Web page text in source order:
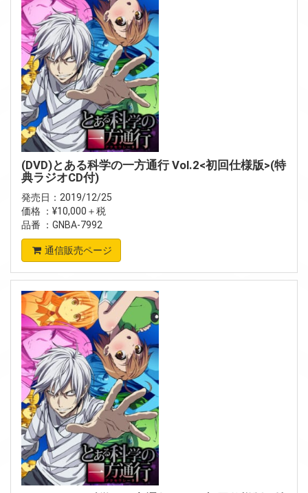
(DVD)とある科学の一方通行 Vol.2<初回仕様版>(特
典ラジオCD付)
発売日：2019/12/25
価格 ：¥10,000＋税
品番 ：GNBA-7992
通信販売ページ